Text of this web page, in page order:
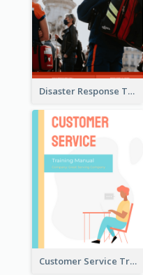
Disaster Response Training Manual
Customer Service Training Manual